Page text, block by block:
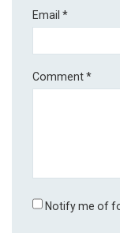
Email*
Comment*
Notify me of